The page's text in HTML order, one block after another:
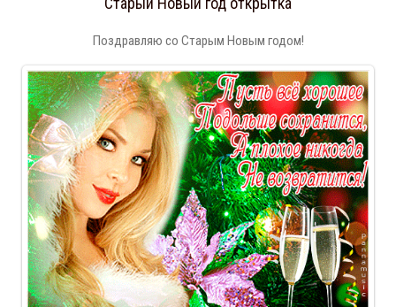
Поздравляю со Старым Новым годом!